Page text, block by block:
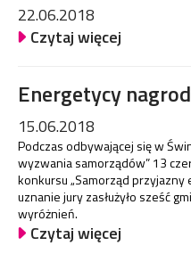
22.06.2018
Czytaj więcej
Energetycy
15.06.2018
Podczas odbywającej się w
wyzwania samorządów” 13
konkursu „Samorząd przyjazny
uznanie jury zasłużyło sześć
wyróżnień.
Czytaj więcej